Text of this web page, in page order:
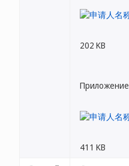
202 KB
Приложение
411 KB